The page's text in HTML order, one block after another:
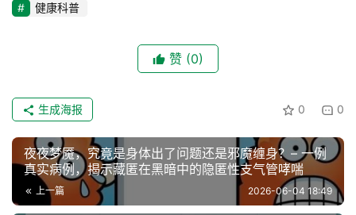
健康科普
赞 (0)
0 0
生成海报
夜夜梦魇，究竟是身体出了问题还是邪魔缠身？– 一例
真实病例，揭示藏匿在黑暗中的隐匿性支气管哮喘
上一篇 2026-06-04 18:49